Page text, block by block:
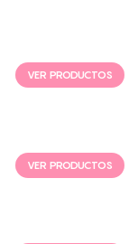
VER PRODUCTOS
VER PRODUCTOS